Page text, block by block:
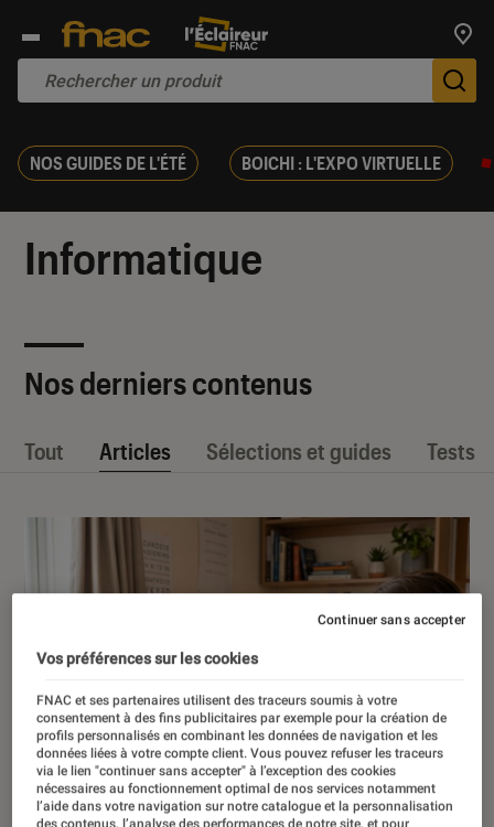
NOS GUIDES DE L'ÉTÉ BOICHI : L'EXPO VIRTUELLE
Informatique
Nos derniers contenus
Tout Articles Sélections et guides Tests
Vos préférences sur les cookies
FNAC et ses partenaires utilisent des traceurs soumis à votre
consentement à des fins publicitaires par exemple pour la création de
profils personnalisés en combinant les données de navigation et les
données liées à votre compte client. Vous pouvez refuser les traceurs
via le lien "continuer sans accepter" à l’exception des cookies
nécessaires au fonctionnement optimal de nos services notamment
l’aide dans votre navigation sur notre catalogue et la personnalisation
Continuer sans accepter